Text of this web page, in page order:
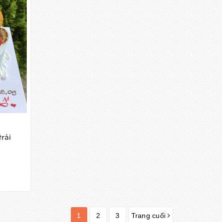
1 2 3 Trang cuối